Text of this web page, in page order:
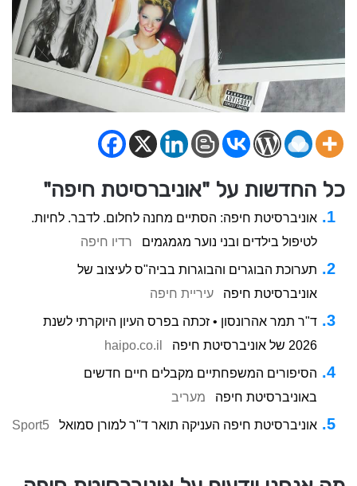
כל החדשות על "אוניברסיטת חיפה"
אוניברסיטת חיפה: הסתיים מחנה לחלום. לדבר. לחיות.
לטיפול בילדים ובני נוער מגמגמים
רדיו חיפה
תערוכת הבוגרים והבוגרות בביה"ס לעיצוב של
אוניברסיטת חיפה
עיריית חיפה
ד"ר תמר אהרונסון • זכתה בפרס העיון היוקרתי לשנת
2026 של אוניברסיטת חיפה
haipo.co.il
הסיפורים המשפחתיים מקבלים חיים חדשים
באוניברסיטת חיפה
מעריב
אוניברסיטת חיפה העניקה תואר ד"ר למורן סמואל Sport5